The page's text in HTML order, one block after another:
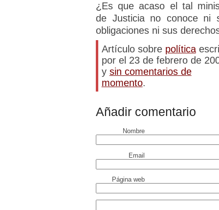
¿Es que acaso el tal
de Justicia no conoce ni
obligaciones ni sus
Artículo sobre política
por el 23 de febrero de
y sin comentarios de
momento.
Añadir comentario
Nombre
Email
Página web